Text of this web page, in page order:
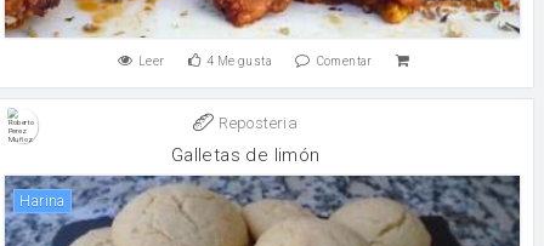
Leer 4 Me gusta Comentar
Reposteria
Galletas de limón
harina